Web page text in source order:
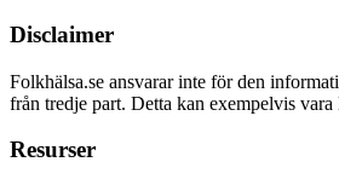
Disclaimer
Folkhälsa.se ansvarar inte för den
från tredje part. Detta kan exempelvis vara
Resurser